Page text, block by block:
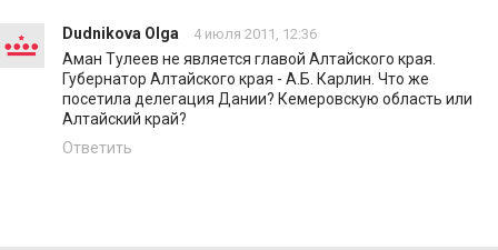
Dudnikova Olga 4 июля 2011, 12:36
Аман Тулеев не является главой Алтайского края.
Губернатор Алтайского края - А.Б. Карлин. Что же
посетила делегация Дании? Кемеровскую область или
Алтайский край?
Ответить